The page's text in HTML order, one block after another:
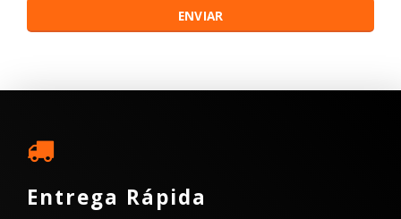
Entrega Rápida